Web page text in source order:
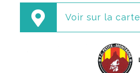
Voir sur la carte